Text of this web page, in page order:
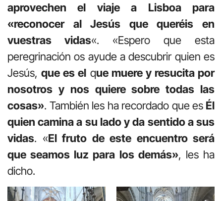
aprovechen el viaje a Lisboa para
«reconocer al Jesús que queréis en
vuestras vidas«. «Espero que esta
peregrinación os ayude a descubrir quien es
Jesús,que es el que muere y resucita por
nosotros y nos quiere sobre todas las
cosas». También les ha recordado que es Él
quien camina a su lado y da sentido a sus
vidas. «El fruto de este encuentro será
que seamos luz para los demás», les ha
dicho.